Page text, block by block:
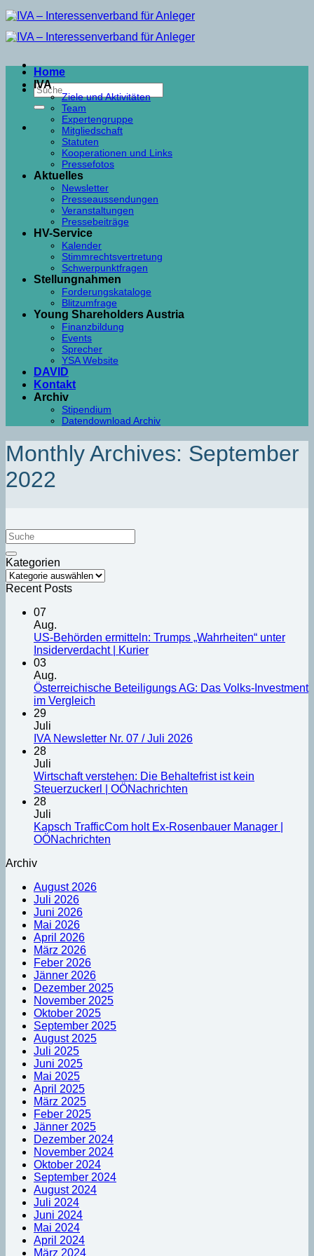
Skip
to
content
Home
IVA
Ziele und Aktivitäten
Team
Expertengruppe
Mitgliedschaft
Statuten
Kooperationen und Links
Pressefotos
Aktuelles
Newsletter
Presseaussendungen
Veranstaltungen
Pressebeiträge
HV-Service
Kalender
Stimmrechtsvertretung
Schwerpunktfragen
Stellungnahmen
Forderungskataloge
Blitzumfrage
Young Shareholders Austria
Finanzbildung
Events
Sprecher
YSA Website
DAVID
Kontakt
Archiv
Stipendium
Datendownload Archiv
Monthly Archives: September
2022
Kategorien
Kategorien
Recent Posts
07
Aug.
US-Behörden ermitteln: Trumps „Wahrheiten“ unter
Insiderverdacht | Kurier
03
Aug.
Österreichische Beteiligungs AG: Das Volks-Investment
im Vergleich
29
Juli
IVA Newsletter Nr. 07 / Juli 2026
28
Juli
Wirtschaft verstehen: Die Behaltefrist ist kein
Steuerzuckerl | OÖNachrichten
28
Juli
Kapsch TrafficCom holt Ex-Rosenbauer Manager |
OÖNachrichten
Archiv
August 2026
Juli 2026
Juni 2026
Mai 2026
April 2026
März 2026
Feber 2026
Jänner 2026
Dezember 2025
November 2025
Oktober 2025
September 2025
August 2025
Juli 2025
Juni 2025
Mai 2025
April 2025
März 2025
Feber 2025
Jänner 2025
Dezember 2024
November 2024
Oktober 2024
September 2024
August 2024
Juli 2024
Juni 2024
Mai 2024
April 2024
März 2024